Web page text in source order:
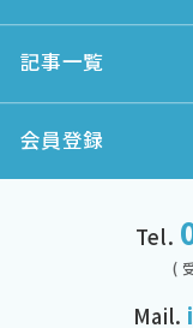
記事一覧
会員登録
Tel.
(
Mail.